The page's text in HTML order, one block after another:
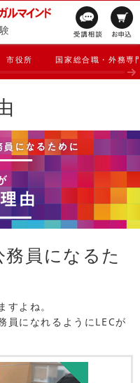
市役所 国家総合職・外務専
員になるた
すよね。
員になれるようにLECが